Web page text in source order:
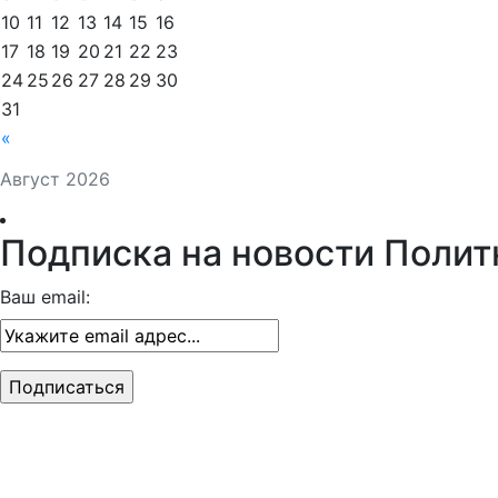
Август 2026
«
10 11 12 13 14 15 16
17 18 19 20 21 22 23
24 25 26 27 28 29 30
31
Подписка на новости
Ваш email: